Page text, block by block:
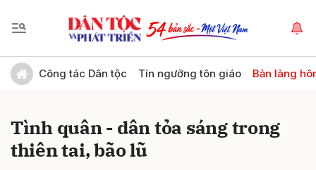
Công tác Dân tộc Tín ngưỡng tôn giáo Bản làng
Tình quân - dân tỏa sáng trong
thiên tai, bão lũ
Gửi bình luận